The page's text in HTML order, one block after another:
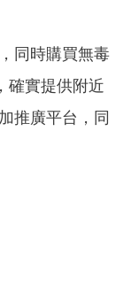
同時購買無毒
確實提供附近
推廣平台，同